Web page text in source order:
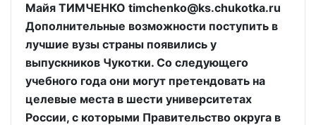
Майя ТИМЧЕНКО timchenko@ks.chukotka.ru
Дополнительные возможности поступить в
лучшие вузы страны появились у
выпускников Чукотки. Со следующего
учебного года они могут претендовать на
целевые места в шести университетах
России, с которыми Правительство округа в